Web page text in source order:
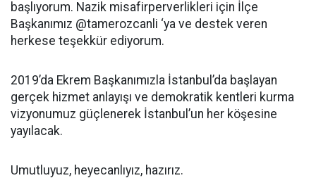
başlıyorum. Nazik misafirperverlikleri için İlçe
Başkanımız @tamerozcanli ‘ya ve destek veren
herkese teşekkür ediyorum.
2019’da Ekrem Başkanımızla İstanbul’da başlayan
gerçek hizmet anlayışı ve demokratik kentleri kurma
vizyonumuz güçlenerek İstanbul’un her köşesine
yayılacak.
Umutluyuz, heyecanlıyız, hazırız.